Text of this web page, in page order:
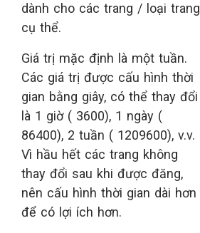
dành cho các trang / loại trang
cụ thể.
Giá trị mặc định là một tuần.
Các giá trị được cấu hình thời
gian bằng giây, có thể thay đổi
là 1 giờ ( 3600), 1 ngày (
86400), 2 tuần ( 1209600), v.v.
Vì hầu hết các trang không
thay đổi sau khi được đăng,
nên cấu hình thời gian dài hơn
để có lợi ích hơn.